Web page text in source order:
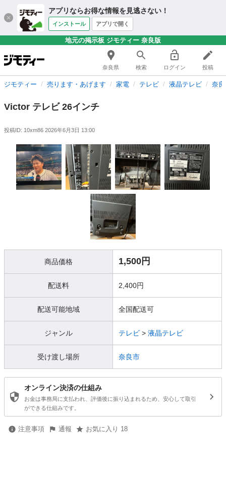
アプリならお得な情報を見逃さない！
インストール アプリで開く
地元の掲示板 ジモティー 奈良版
奈良県 検索 ログイン 投稿
ジモティー 売ります・あげます 家電 テレビ 液晶テレビ 奈
Victor テレビ 26インチ
投稿ID: 10xm86 2026年6月3日 13:00
商品価格 1,500円
配送料 2,400円
配送可能地域 全国配送可
ジャンル テレビ > 液晶テレビ
受け渡し場所 奈良市
オンライン決済の仕組み
お金は事務局に支払われ、評価後に振り込まれるため、安心して取引
ができる仕組みです。
注意事項 通報 お気に入り 18